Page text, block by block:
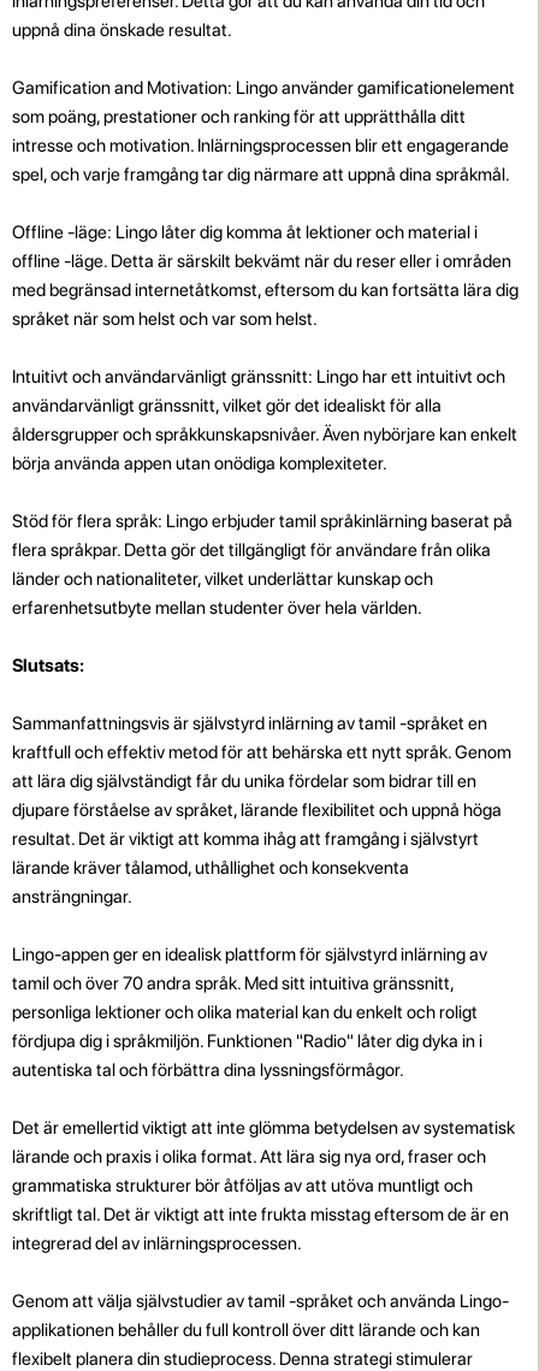
uppnå dina önskade resultat.
Gamification and Motivation: Lingo använder gamificationelement
som poäng, prestationer och ranking för att upprätthålla ditt
intresse och motivation. Inlärningsprocessen blir ett engagerande
spel, och varje framgång tar dig närmare att uppnå dina språkmål.
Offline -läge: Lingo låter dig komma åt lektioner och material i
offline -läge. Detta är särskilt bekvämt när du reser eller i områden
med begränsad internetåtkomst, eftersom du kan fortsätta lära dig
språket när som helst och var som helst.
Intuitivt och användarvänligt gränssnitt: Lingo har ett intuitivt och
användarvänligt gränssnitt, vilket gör det idealiskt för alla
åldersgrupper och språkkunskapsnivåer. Även nybörjare kan enkelt
börja använda appen utan onödiga komplexiteter.
Stöd för flera språk: Lingo erbjuder tamil språkinlärning baserat på
flera språkpar. Detta gör det tillgängligt för användare från olika
länder och nationaliteter, vilket underlättar kunskap och
erfarenhetsutbyte mellan studenter över hela världen.
Slutsats:
Sammanfattningsvis är självstyrd inlärning av tamil -språket en
kraftfull och effektiv metod för att behärska ett nytt språk. Genom
att lära dig självständigt får du unika fördelar som bidrar till en
djupare förståelse av språket, lärande flexibilitet och uppnå höga
resultat. Det är viktigt att komma ihåg att framgång i självstyrt
lärande kräver tålamod, uthållighet och konsekventa
ansträngningar.
Lingo-appen ger en idealisk plattform för självstyrd inlärning av
tamil och över 70 andra språk. Med sitt intuitiva gränssnitt,
personliga lektioner och olika material kan du enkelt och roligt
fördjupa dig i språkmiljön. Funktionen "Radio" låter dig dyka in i
autentiska tal och förbättra dina lyssningsförmågor.
Det är emellertid viktigt att inte glömma betydelsen av systematisk
lärande och praxis i olika format. Att lära sig nya ord, fraser och
grammatiska strukturer bör åtföljas av att utöva muntligt och
skriftligt tal. Det är viktigt att inte frukta misstag eftersom de är en
integrerad del av inlärningsprocessen.
Genom att välja självstudier av tamil -språket och använda Lingo-
applikationen behåller du full kontroll över ditt lärande och kan
flexibelt planera din studieprocess. Denna strategi stimulerar